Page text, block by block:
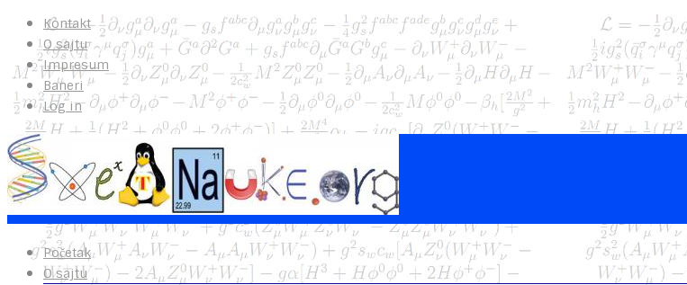
Kontakt
O sajtu
Impresum
Baneri
Log in
Početak
O sajtu